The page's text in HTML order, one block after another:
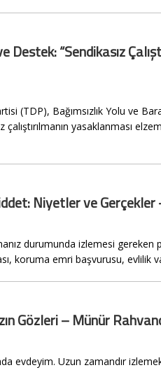
Destek: “Sendikasız
(TDP), Bağımsızlık Yolu ve
çalıştırılmanın yasaklanması
Niyetler ve Gerçekler
durumunda izlemesi gereken
koruma emri başvurusu, evlilik
Gözleri – Münür
evdeyim. Uzun zamandır